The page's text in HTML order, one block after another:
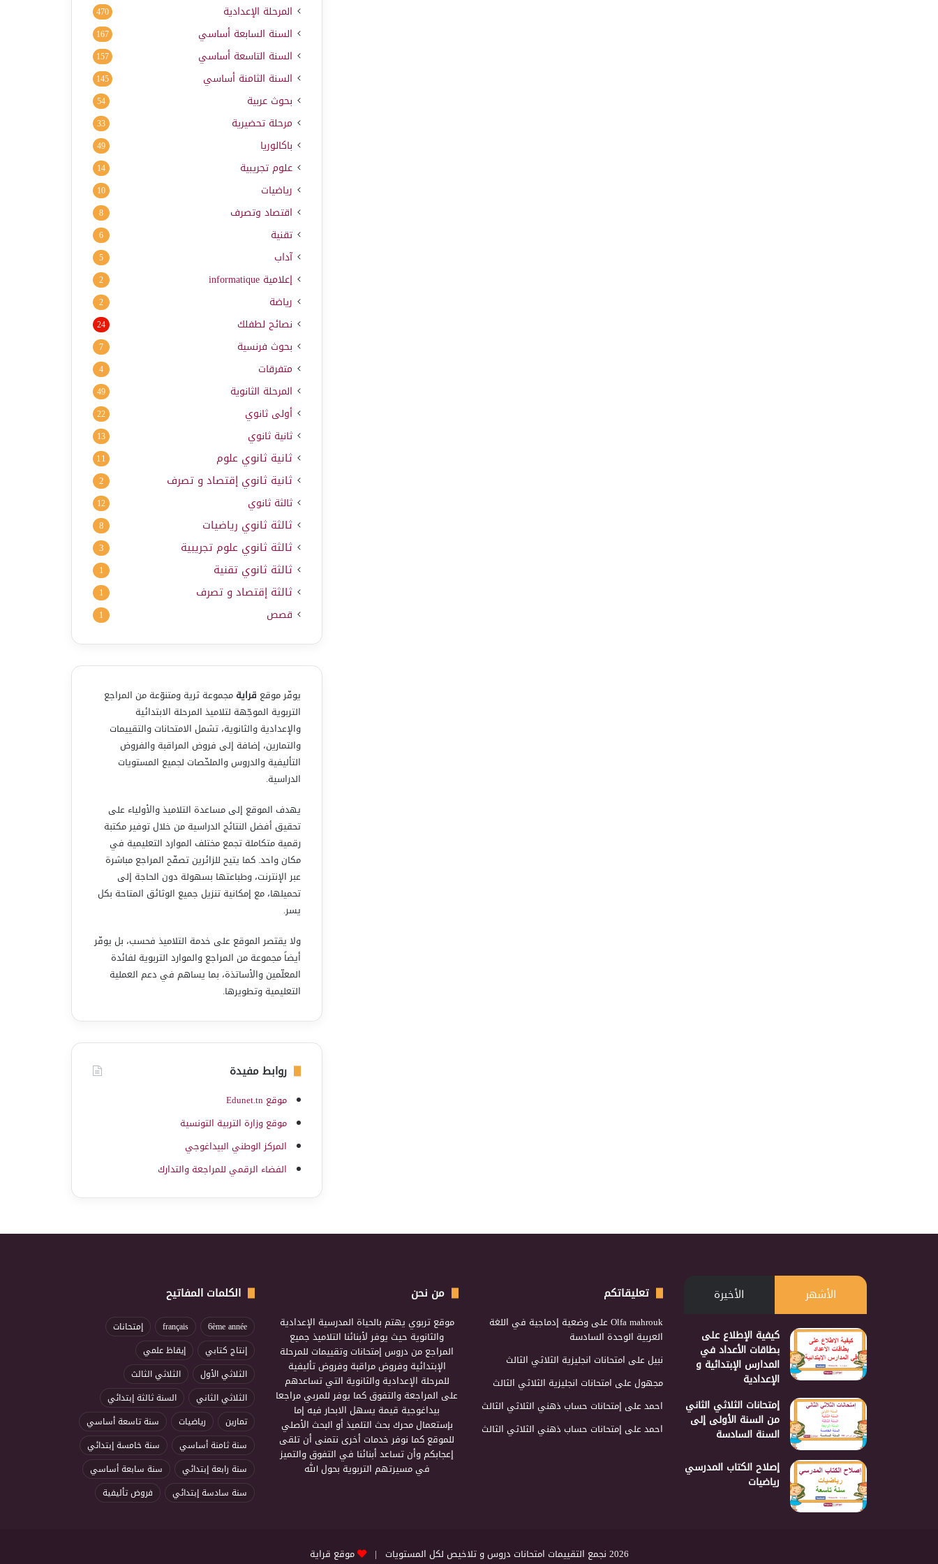
المرحلة الإعدادية 470
السنة السابعة أساسي 167
السنة التاسعة أساسي 157
السنة الثامنة أساسي 145
بحوث عربية 54
مرحلة تحضيرية 33
باكالوريا 49
علوم تجريبية 14
رياضيات 10
اقتصاد وتصرف 8
تقنية 6
آداب 5
إعلامية informatique
2
رياضة 2
نصائح لطفلك 24
بحوث فرنسية 7
متفرقات 4
المرحلة الثانوية 49
أولى ثانوي 22
ثانية ثانوي 13
ثانية ثانوي علوم 11
ثانية ثانوي إقتصاد و تصرف 2
ثالثة ثانوي 12
ثالثة ثانوي رياضيات 8
ثالثة ثانوي علوم تجريبية 3
ثالثة ثانوي تقنية 1
ثالثة إقتصاد و تصرف 1
قصص 1
يوفّر موقع قرايةمجموعة ثرية ومتنوّعة من المراجع
التربوية الموجّهة لتلاميذ المرحلة الابتدائية
والإعدادية والثانوية، تشمل الامتحانات والتقييمات
والتمارين، إضافة إلى فروض المراقبة والفروض
التأليفية والدروس والملخّصات لجميع المستويات
الدراسية.
يهدف الموقع إلى مساعدة التلاميذ والأولياء على
تحقيق أفضل النتائج الدراسية من خلال توفير مكتبة
رقمية متكاملة تجمع مختلف الموارد التعليمية في
مكان واحد. كما يتيح للزائرين تصفّح المراجع مباشرة
عبر الإنترنت، وطباعتها بسهولة دون الحاجة إلى
تحميلها، مع إمكانية تنزيل جميع الوثائق المتاحة بكل
يسر.
ولا يقتصر الموقع على خدمة التلاميذ فحسب، بل يوفّر
أيضاً مجموعة من المراجع والموارد التربوية لفائدة
المعلّمين والأساتذة، بما يساهم في دعم العملية
التعليمية وتطويرها.
روابط مفيدة
موقع Edunet.tn
موقع وزارة التربية التونسية
المركز الوطني البيداغوجي
الفضاء الرقمي للمراجعة والتدارك
الأشهر الأخيرة
كيفية الإطلاع على
بطاقات الأعداد في
المدارس الإبتدائية و
الإعدادية
إمتحانات الثلاثي الثاني
من السنة الأولى إلى
السنة السادسة
إصلاح الكتاب المدرسي
رياضيات
تعليقاتكم
Olfa mahroukعلىوضعية إدماجية في اللغة
العربية الوحدة السادسة
نبيلعلى امتحانات انجليزية الثلاثي الثالث
مجهولعلى امتحانات انجليزية الثلاثي الثالث
احمدعلى إمتحانات حساب ذهني الثلاثي الثالث
احمدعلى إمتحانات حساب ذهني الثلاثي الثالث
من نحن
موقع تربوي يهتم بالحياة المدرسية الإعدادية
والثانوية حيث يوفر لأبنائنا التلاميذ جميع
المراجع من دروس إمتحانات وتقييمات للمرحلة
الإبتدائية وفروض مراقبة وفروض تأليفية
للمرحلة الإعدادية والثانوية التي تساعدهم
على المراجعة والتفوق كما يوفر للمربي مراجعا
بيداغوجية قيمة يسهل الابحار فيه إما
بإستعمال محرك بحث التلميذ أو البحث الأصلي
للموقع كما نوفر خدمات أخرى نتمنى أن تلقى
إعجابكم وأن تساعد أبنائنا في التفوق والتميز
في مسيرتهم التربوية بحول الله
الكلمات المفاتيح
6ème année
français
إمتحانات
إنتاج كتابي
إيقاظ علمي
الثلاثي الأول
الثلاثي الثالث
الثلاثي الثاني
السنة ثالثة إبتدائي
تمارين
رياضيات
سنة تاسعة أساسي
سنة ثامنة أساسي
سنة خامسة إبتدائي
سنة رابعة إبتدائي
سنة سابعة أساسي
سنة سادسة إبتدائي
فروض تأليفية
2026 نجمع التقييمات امتحانات دروس و تلاخيص لكل المستويات | موقع قراية